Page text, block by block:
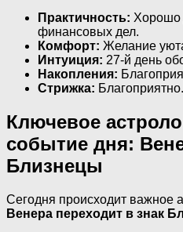
Практичность: Хорошо
финансовых дел.
Комфорт: Желание
Интуиция: 27-й день
Накопления:
Стрижка: Благоприятно.
Ключевое
событие дня:
Близнецы
Сегодня происходит важное
Венера переходит в знак